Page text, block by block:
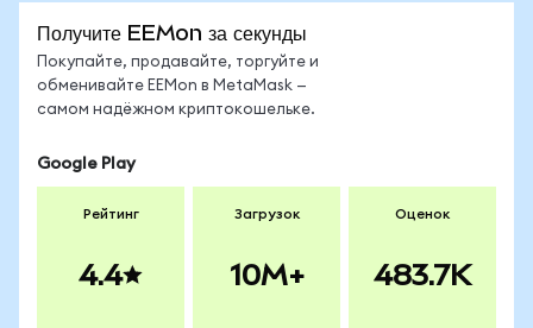
Получите EEMon за секунды
Покупайте, продавайте, торгуйте и
обменивайте EEMon в MetaMask —
самом надёжном криптокошельке.
Google Play
Рейтинг
4.4
Загрузок
10M+
Оценок
483.7K